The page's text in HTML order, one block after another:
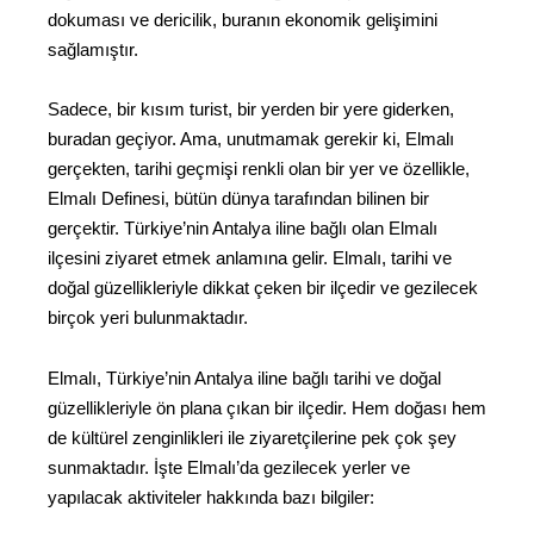
dokuması ve dericilik, buranın ekonomik gelişimini
sağlamıştır.
Sadece, bir kısım turist, bir yerden bir yere giderken,
buradan geçiyor. Ama, unutmamak gerekir ki, Elmalı
gerçekten, tarihi geçmişi renkli olan bir yer ve özellikle,
Elmalı Definesi, bütün dünya tarafından bilinen bir
gerçektir. Türkiye’nin Antalya iline bağlı olan Elmalı
ilçesini ziyaret etmek anlamına gelir. Elmalı, tarihi ve
doğal güzellikleriyle dikkat çeken bir ilçedir ve gezilecek
birçok yeri bulunmaktadır.
Elmalı, Türkiye’nin Antalya iline bağlı tarihi ve doğal
güzellikleriyle ön plana çıkan bir ilçedir. Hem doğası hem
de kültürel zenginlikleri ile ziyaretçilerine pek çok şey
sunmaktadır. İşte Elmalı’da gezilecek yerler ve
yapılacak aktiviteler hakkında bazı bilgiler: